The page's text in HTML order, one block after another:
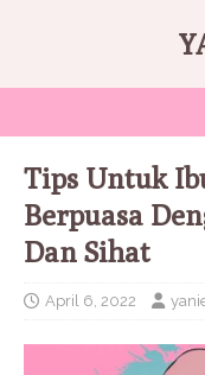
Tips Untuk
Berpuasa
Dan Sihat
April 6, 2022